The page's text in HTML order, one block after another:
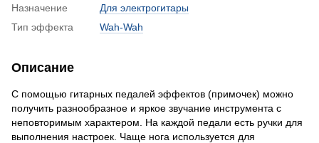
Назначение
Для электрогитары
Тип эффекта
Wah-Wah
Описание
С помощью гитарных педалей эффектов (примочек) можно
получить разнообразное и яркое звучание инструмента с
неповторимым характером. На каждой педали есть ручки для
выполнения настроек. Чаще нога используется для